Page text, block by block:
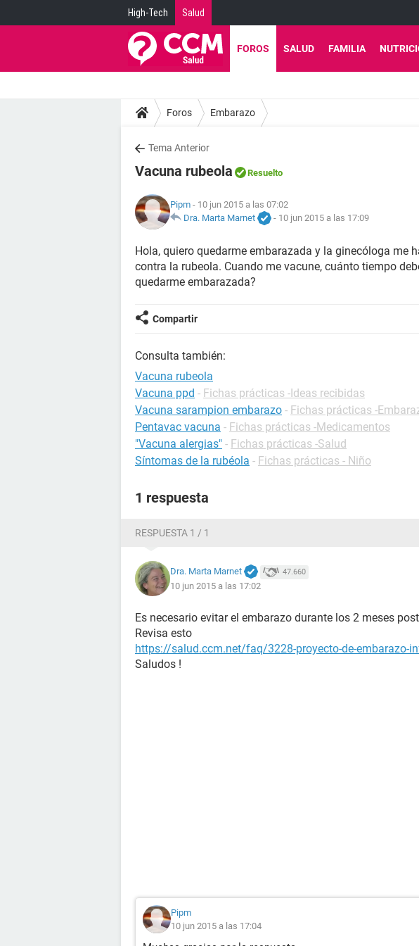
High-Tech Salud
FOROS SALUD FAMILIA
Foros Embarazo
Tema Anterior
Vacuna rubeola Resuelto
Pipm - 10 jun 2015 a las 07:02
Dra. Marta Marnet
- 10 jun 2015 a las 17:09
Hola, quiero quedarme embarazada y la ginecóloga me
contra la rubeola. Cuando me vacune, cuánto tiempo
quedarme embarazada?
Compartir
Consulta también:
Vacuna rubeola
Vacuna ppd - Fichas prácticas -Ideas recibidas
Vacuna sarampion embarazo - Fichas prácticas -
Pentavac vacuna - Fichas prácticas -Medicamentos
"Vacuna alergias" - Fichas prácticas -Salud
Síntomas de la rubéola - Fichas prácticas - Niño
1 respuesta
RESPUESTA 1 / 1
Dra. Marta Marnet 47.660
10 jun 2015 a las 17:02
Es necesario evitar el embarazo durante los 2 meses
Revisa esto
https://salud.ccm.net/faq/3228-proyecto-de-embarazo-
Saludos !
Pipm
10 jun 2015 a las 17:04